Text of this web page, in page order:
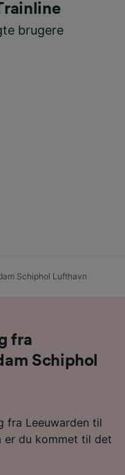
brugere
Schiphol Lufthavn
fra
Schiphol
fra Leeuwarden til
er du kommet til det